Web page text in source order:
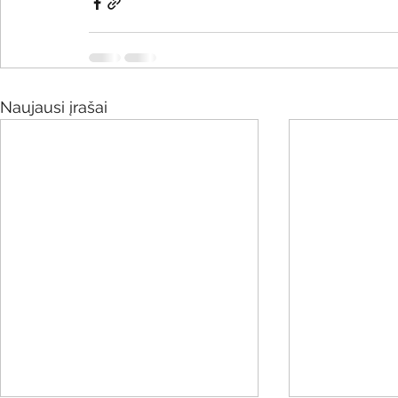
Naujausi įrašai